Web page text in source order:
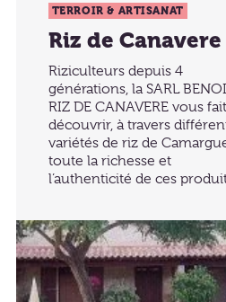
TERROIR & ARTISANAT
Riz de Canavere
Riziculteurs depuis 4
générations, la SARL
RIZ DE CANAVERE vous fait
découvrir, à travers
variétés de riz de
toute la richesse et
l’authenticité de ces